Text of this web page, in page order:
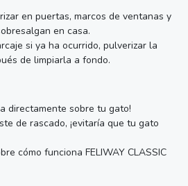
en puertas, marcos de ventanas y
en casa.
si ya ha ocurrido, pulverizar la
de limpiarla a fondo.
directamente sobre tu gato!
de rascado, ¡evitaría que tu gato
cómo funciona FELIWAY CLASSIC